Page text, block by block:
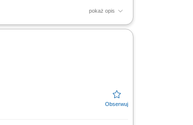
pokaż opis
osadzanie okien w gotowych